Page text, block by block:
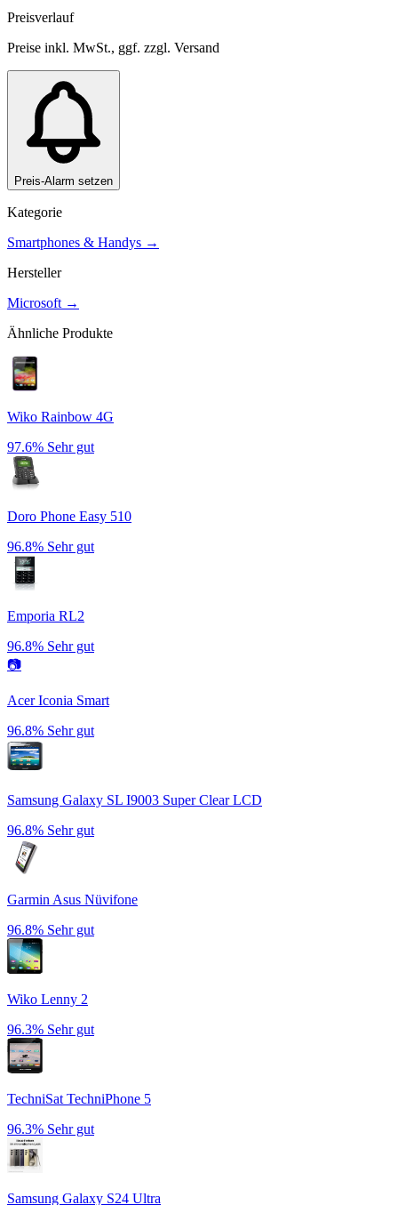
Preisverlauf
Preise inkl. MwSt., ggf. zzgl. Versand
Preis-Alarm setzen
Kategorie
Smartphones & Handys →
Hersteller
Microsoft →
Ähnliche Produkte
Wiko Rainbow 4G
97.6% Sehr gut
Doro Phone Easy 510
96.8% Sehr gut
Emporia RL2
96.8% Sehr gut
📷
Acer Iconia Smart
96.8% Sehr gut
Samsung Galaxy SL I9003 Super Clear LCD
96.8% Sehr gut
Garmin Asus Nüvifone
96.8% Sehr gut
Wiko Lenny 2
96.3% Sehr gut
TechniSat TechniPhone 5
96.3% Sehr gut
Samsung Galaxy S24 Ultra